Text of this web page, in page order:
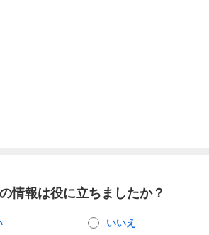
情報は役に立ちましたか？
いいえ